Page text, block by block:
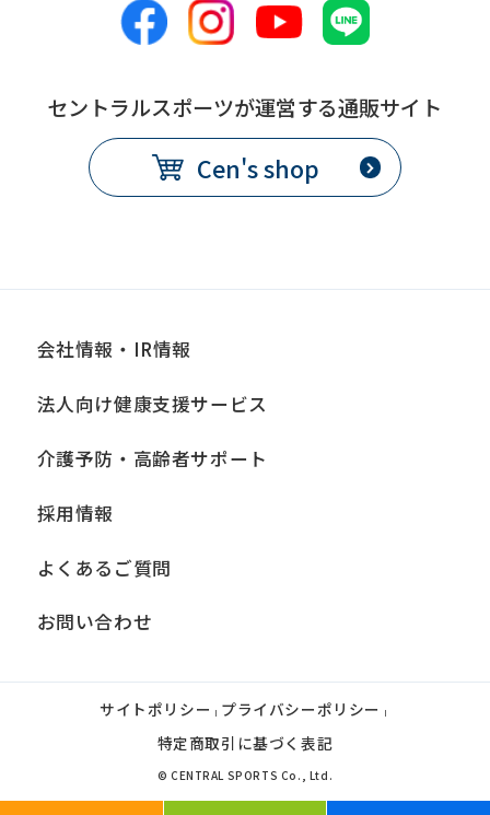
セントラルスポーツが運営する通販サイト
Cen's shop
会社情報・IR情報
法人向け健康支援サービス
介護予防・高齢者サポート
採用情報
よくあるご質問
お問い合わせ
サイトポリシー | プライバシーポリシー |
特定商取引に基づく表記
© CENTRAL SPORTS Co., Ltd.